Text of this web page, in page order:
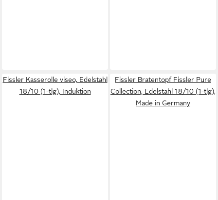
Fissler Kasserolle viseo, Edelstahl
18/10 (1-tlg), Induktion
Fissler Bratentopf Fissler Pure
Collection, Edelstahl 18/10 (1-tlg),
Made in Germany